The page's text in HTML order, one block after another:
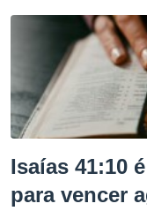
Isaías 41:10
para vencer